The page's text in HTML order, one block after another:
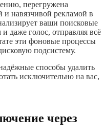
перегружена
и навязчивой рекламой в
ваши поисковые
даже голос, отправляя всё
эти фоновые процессы
подсистему.
способы удалить
исключительно на вас,
через